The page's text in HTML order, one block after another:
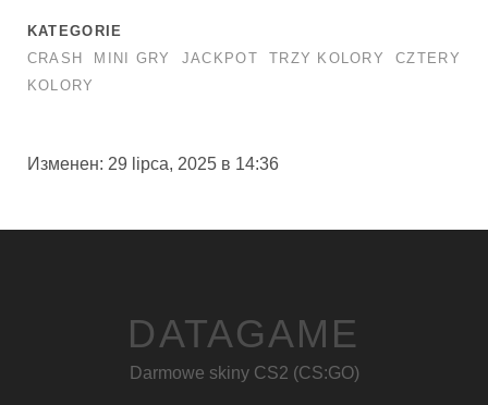
KATEGORIE
CRASH
MINI GRY JACKPOT TRZY KOLORY
CZTERY
KOLORY
Изменен: 29 lipca, 2025 в 14:36
DATAGAME
Darmowe skiny CS2 (CS:GO)